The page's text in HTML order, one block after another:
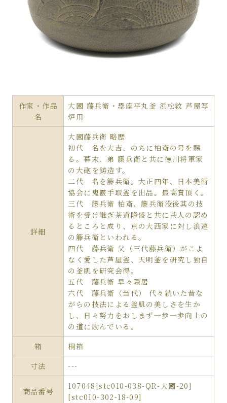
作家・作品
名
大國 藤兵衛・塁座平丸釜 浜松紋 芦屋写
炉用
詳細
大國藤兵衛 略歴
初代 名を大吉、のちに柏斎の号を賜
る。幕末、弟 籐兵衛と共に徳川将軍家
の大砲を鋳造す。
二代 名を籐兵衛。大正四年、日本美術
協会に鬼霰手取釜を出品。最高賞頂く。
三代 籐兵衛 柏斎、籐兵衛没後其の技
術を受け継ぎ茶道隆盛と共に茶人の認め
るところと成り、京の大西家に対し浪速
の籐兵衛といわれる。
四代 藤兵衛 父（三代藤兵衛）がこよ
なく愛した芦屋釜、天明釜を研究し独自
の釜肌を研究会得。
五代 藤兵衛 早々隠居
六代 藤兵衛（当代） 代々続いた昔な
がらの技法による釜肌の美しさを生か
し、日々努力をおしまず一歩一歩向上の
の道に励んでいる。
箱
桐箱
寸法
---
商品番号
107048[stc010-038-QR-大國-20]
[stc010-302-18-09]